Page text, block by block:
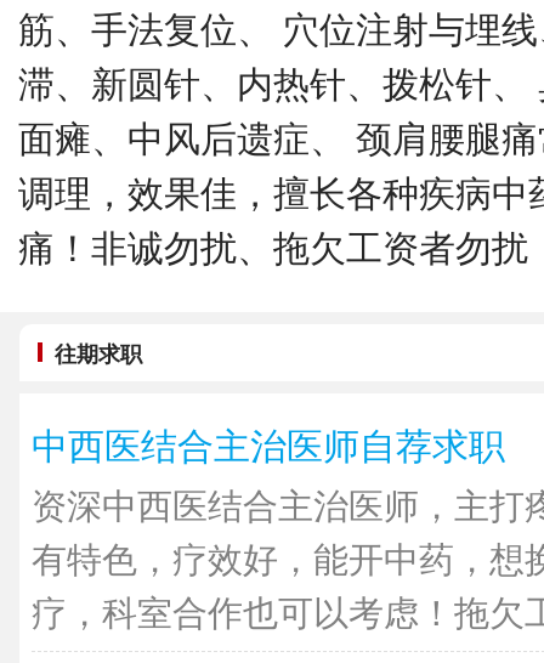
筋、手法复位、 穴位注射与埋
滞、新圆针、内热针、拨松针
面瘫、中风后遗症、 颈肩腰腿
调理，效果佳，擅长各种疾病
痛！非诚勿扰、拖欠工资者勿扰
往期求职
中西医结合主治医师自荐求职
资深中西医结合主治医师，主打
有特色，疗效好，能开中药，想
疗，科室合作也可以考虑！拖欠